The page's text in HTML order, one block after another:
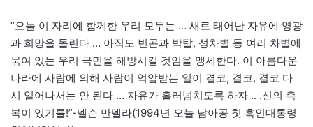
“오늘 이 자리에 함께한 우리 모두는 … 새로 태어난 자유에 영광
과 희망을 돌린다 … 아직도 빈곤과 박탈, 성차별 등 여러 차별에
묶여 있는 우리 국민을 해방시킬 것임을 맹세한다. 이 아름다운
나라에 사람에 의해 사람이 억압받는 일이 결코, 결코, 결코 다
시 일어나서는 안 된다 … 자유가 흘러넘치도록 하자 .. .신의 축
복이 있기를!”-넬슨 만델라(1994년 오늘 남아공 첫 흑인대통령